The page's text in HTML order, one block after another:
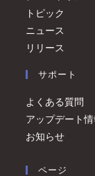
トピック
ニュース
リリース
サポート
よくある質問
アップデート情
お知らせ
ページ